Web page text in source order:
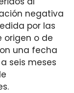
negativa
por las
origen o de
una fecha
seis meses